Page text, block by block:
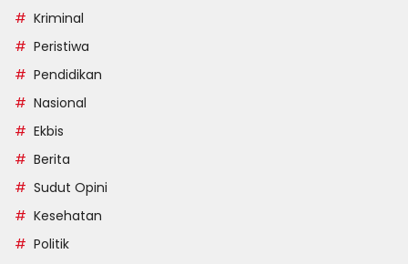
Kriminal
Peristiwa
Pendidikan
Nasional
Ekbis
Berita
Sudut Opini
Kesehatan
Politik